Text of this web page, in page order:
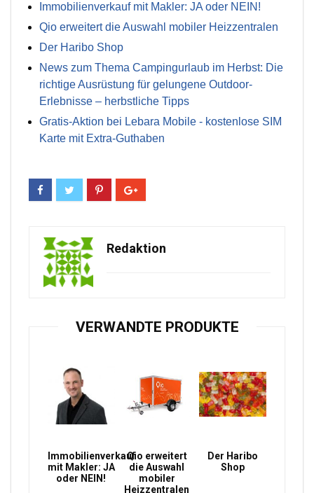
Immobilienverkauf mit Makler: JA oder NEIN!
Qio erweitert die Auswahl mobiler Heizzentralen
Der Haribo Shop
News zum Thema Campingurlaub im Herbst: Die
richtige Ausrüstung für gelungene Outdoor-
Erlebnisse – herbstliche Tipps
Gratis-Aktion bei Lebara Mobile - kostenlose SIM
Karte mit Extra-Guthaben
Redaktion
VERWANDTE PRODUKTE
Immobilienverkauf
mit Makler: JA
oder NEIN!
Qio erweitert
die Auswahl
mobiler
Heizzentralen
Der Haribo
Shop